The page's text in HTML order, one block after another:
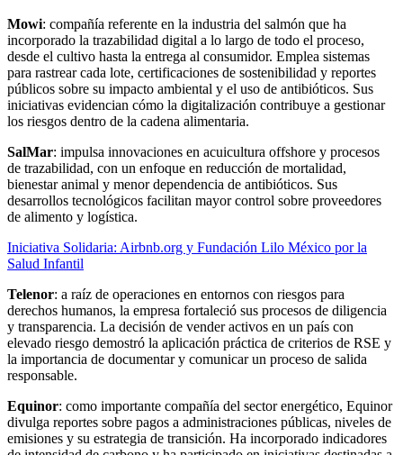
Mowi: compañía referente en la industria del salmón que ha
incorporado la trazabilidad digital a lo largo de todo el proceso,
desde el cultivo hasta la entrega al consumidor. Emplea sistemas
para rastrear cada lote, certificaciones de sostenibilidad y reportes
públicos sobre su impacto ambiental y el uso de antibióticos. Sus
iniciativas evidencian cómo la digitalización contribuye a gestionar
los riesgos dentro de la cadena alimentaria.
SalMar: impulsa innovaciones en acuicultura offshore y procesos
de trazabilidad, con un enfoque en reducción de mortalidad,
bienestar animal y menor dependencia de antibióticos. Sus
desarrollos tecnológicos facilitan mayor control sobre proveedores
de alimento y logística.
Iniciativa Solidaria: Airbnb.org y Fundación Lilo México por la
Salud Infantil
Telenor: a raíz de operaciones en entornos con riesgos para
derechos humanos, la empresa fortaleció sus procesos de diligencia
y transparencia. La decisión de vender activos en un país con
elevado riesgo demostró la aplicación práctica de criterios de RSE y
la importancia de documentar y comunicar un proceso de salida
responsable.
Equinor: como importante compañía del sector energético, Equinor
divulga reportes sobre pagos a administraciones públicas, niveles de
emisiones y su estrategia de transición. Ha incorporado indicadores